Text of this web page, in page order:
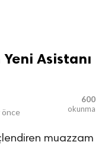
Asistanı
önce
600
okunma
muazzam